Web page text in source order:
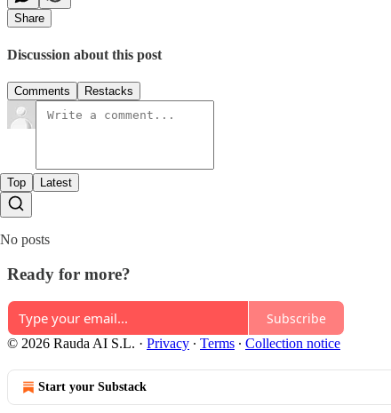
Share
Discussion about this post
Comments Restacks
Top Latest
No posts
Ready for more?
Subscribe
© 2026 Rauda AI S.L. · Privacy ∙ Terms ∙ Collection notice
Start your Substack